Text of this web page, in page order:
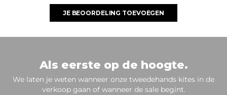
JE BEOORDELING TOEVOEGEN
Als eerste op de hoogte.
We laten je weten wanneer onze tweedehands kites in de
verkoop gaan of wanneer de sale begint.